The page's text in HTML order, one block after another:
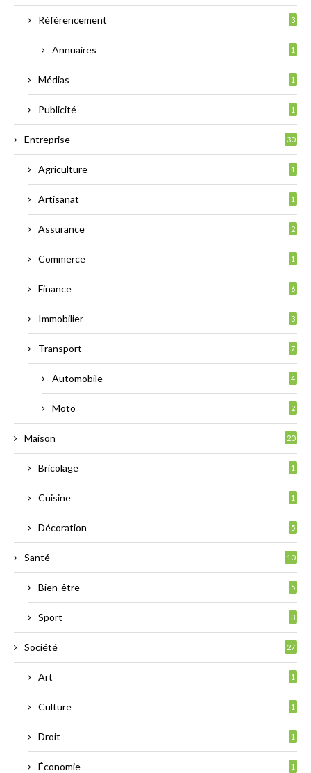
Référencement 3
Annuaires 1
Médias 1
Publicité 1
Entreprise 30
Agriculture 1
Artisanat 1
Assurance 2
Commerce 1
Finance 6
Immobilier 3
Transport 7
Automobile 4
Moto 2
Maison 20
Bricolage 1
Cuisine 1
Décoration 5
Santé 10
Bien-être 5
Sport 3
Société 27
Art 1
Culture 1
Droit 1
Économie 1